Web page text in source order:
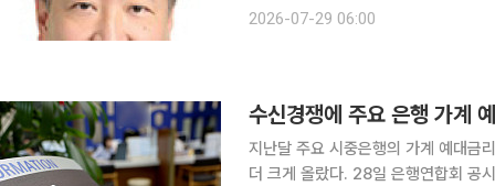
다. 다만, 문제는 우리나라 은행엔
2026-07-29 06:00
수신경쟁에 주요 은행 가계
지난달 주요 시중은행의 가계 예대금
더 크게 올랐다. 28일 은행연합회 공시에 따르면 5대 은행(KB국민·신한·우리·하나·NH농협)의 정책